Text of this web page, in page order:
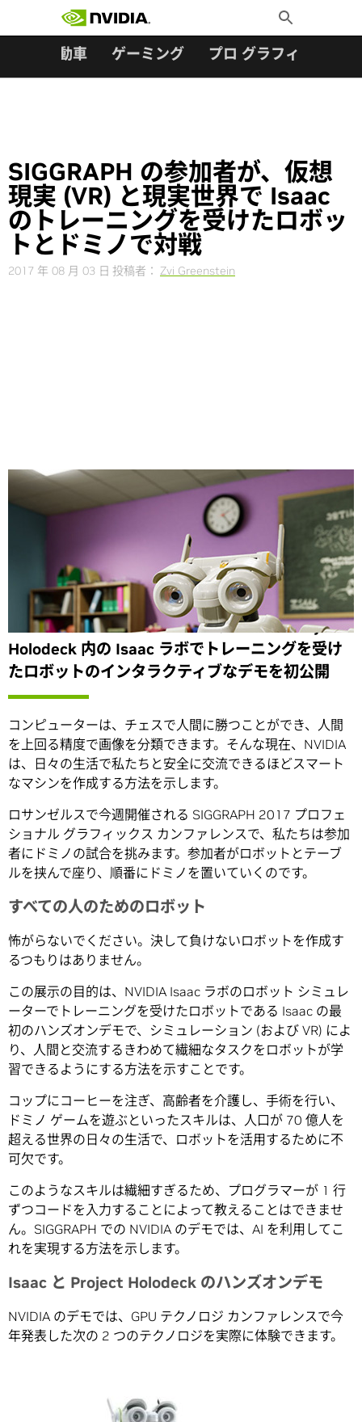
Toggle
Search
自動車 ゲーミング プロ グラフィックス
SIGGRAPH の参加者が、仮想
現実 (VR) と現実世界で Isaac
のトレーニングを受けたロボッ
トとドミノで対戦
2017 年 08 月 03 日 投稿者： Zvi Greenstein
Share
NVIDIA が SIGGRAPH 2017で、NVIDIA Project
Holodeck 内の Isaac ラボでトレーニングを受け
たロボットのインタラクティブなデモを初公開
コンピューターは、チェスで人間に勝つことができ、人間
を上回る精度で画像を分類できます。そんな現在、NVIDIA
は、日々の生活で私たちと安全に交流できるほどスマート
なマシンを作成する方法を示します。
ロサンゼルスで今週開催される SIGGRAPH 2017 プロフェ
ショナル グラフィックス カンファレンスで、私たちは参加
者にドミノの試合を挑みます。参加者がロボットとテーブ
ルを挟んで座り、順番にドミノを置いていくのです。
すべての人のためのロボット
怖がらないでください。決して負けないロボットを作成す
るつもりはありません。
この展示の目的は、NVIDIA Isaac ラボのロボット シミュレ
ーターでトレーニングを受けたロボットである Isaac の最
初のハンズオンデモで、シミュレーション (および VR) によ
り、人間と交流するきわめて繊細なタスクをロボットが学
習できるようにする方法を示すことです。
コップにコーヒーを注ぎ、高齢者を介護し、手術を行い、
ドミノ ゲームを遊ぶといったスキルは、人口が 70 億人を
超える世界の日々の生活で、ロボットを活用するために不
可欠です。
このようなスキルは繊細すぎるため、プログラマーが 1 行
ずつコードを入力することによって教えることはできませ
ん。SIGGRAPH での NVIDIA のデモでは、AI を利用してこ
れを実現する方法を示します。
Isaac と Project Holodeck のハンズオンデモ
NVIDIA のデモでは、GPU テクノロジ カンファレンスで今
年発表した次の 2 つのテクノロジを実際に体験できます。